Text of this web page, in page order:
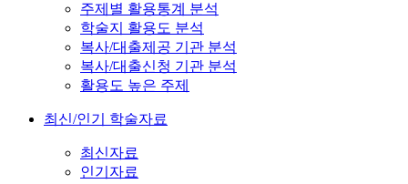
주제별 활용통계 분석
학술지 활용도 분석
복사/대출제공 기관 분석
복사/대출신청 기관 분석
활용도 높은 주제
최신/인기 학술자료
최신자료
인기자료